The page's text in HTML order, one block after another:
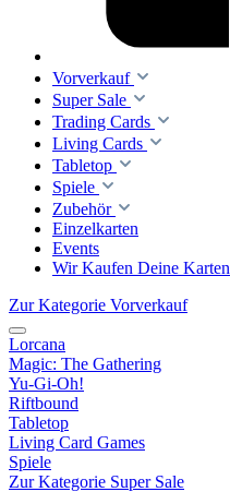
Vorverkauf
Super Sale
Trading Cards
Living Cards
Tabletop
Spiele
Zubehör
Einzelkarten
Events
Wir Kaufen Deine Karten
Zur Kategorie Vorverkauf
Lorcana
Magic: The Gathering
Yu-Gi-Oh!
Riftbound
Tabletop
Living Card Games
Spiele
Zur Kategorie Super Sale